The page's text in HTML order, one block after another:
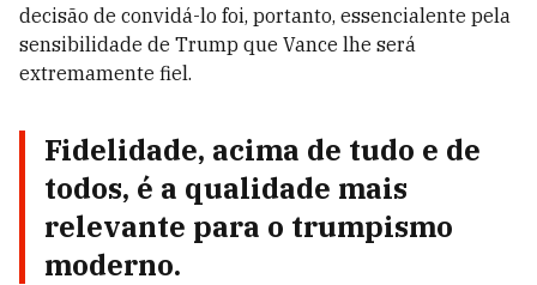
decisão de convidá-lo foi, portanto, essencialente pela
sensibilidade de Trump que Vance lhe será
extremamente fiel.
Fidelidade, acima de tudo e de
todos, é a qualidade mais
relevante para o trumpismo
moderno.